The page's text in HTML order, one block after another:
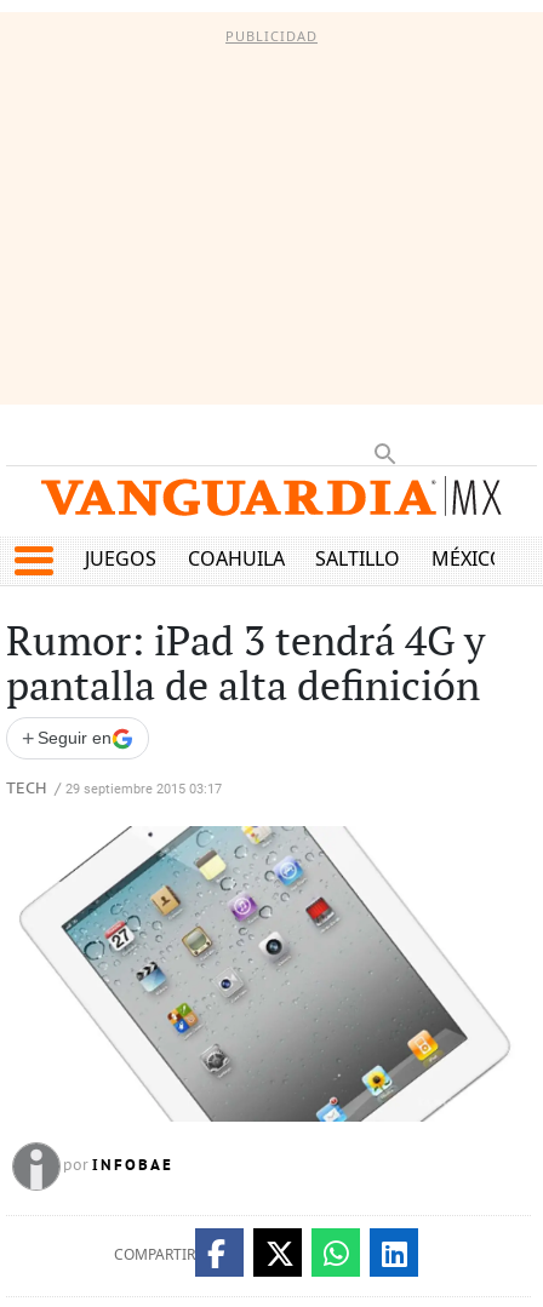
PUBLICIDAD
JUEGOS COAHUILA SALTILLO MÉXICO
Rumor: iPad 3 tendrá 4G y
pantalla de alta definición
+ Seguir en
TECH / 29 septiembre 2015 03:17
por INFOBAE
COMPARTIR